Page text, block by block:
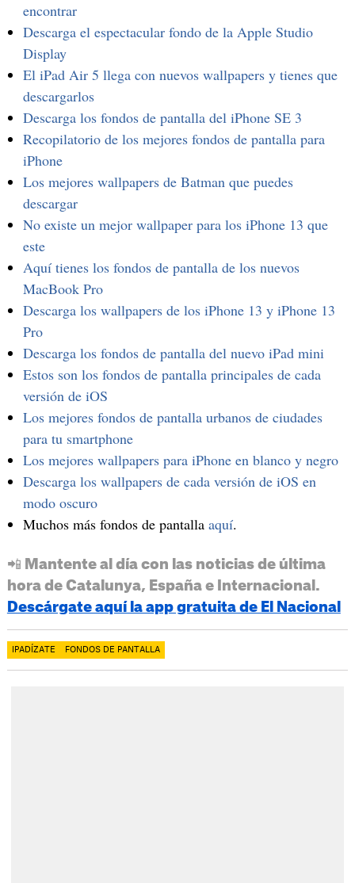
encontrar
Descarga el espectacular fondo de la Apple Studio
Display
El iPad Air 5 llega con nuevos wallpapers y tienes que
descargarlos
Descarga los fondos de pantalla del iPhone SE 3
Recopilatorio de los mejores fondos de pantalla para
iPhone
Los mejores wallpapers de Batman que puedes
descargar
No existe un mejor wallpaper para los iPhone 13 que
este
Aquí tienes los fondos de pantalla de los nuevos
MacBook Pro
Descarga los wallpapers de los iPhone 13 y iPhone 13
Pro
Descarga los fondos de pantalla del nuevo iPad mini
Estos son los fondos de pantalla principales de cada
versión de iOS
Los mejores fondos de pantalla urbanos de ciudades
para tu smartphone
Los mejores wallpapers para iPhone en blanco y negro
Descarga los wallpapers de cada versión de iOS en
modo oscuro
Muchos más fondos de pantalla aquí.
📲 Mantente al día con las noticias de última
hora de Catalunya, España e Internacional.
Descárgate aquí la app gratuita de El Nacional
IPADÍZATE FONDOS DE PANTALLA